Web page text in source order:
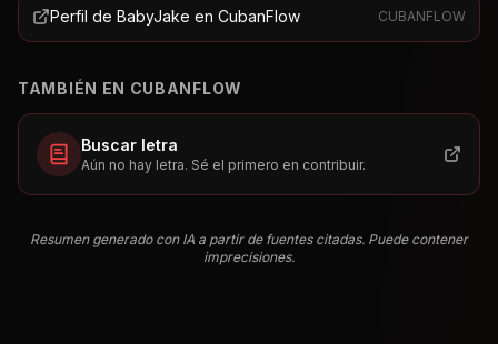
Perfil de BabyJake en CubanFlow CUBANFLOW
TAMBIÉN EN CUBANFLOW
Buscar letra
Aún no hay letra. Sé el primero en contribuir.
Resumen generado con IA a partir de fuentes citadas. Puede contener
imprecisiones.